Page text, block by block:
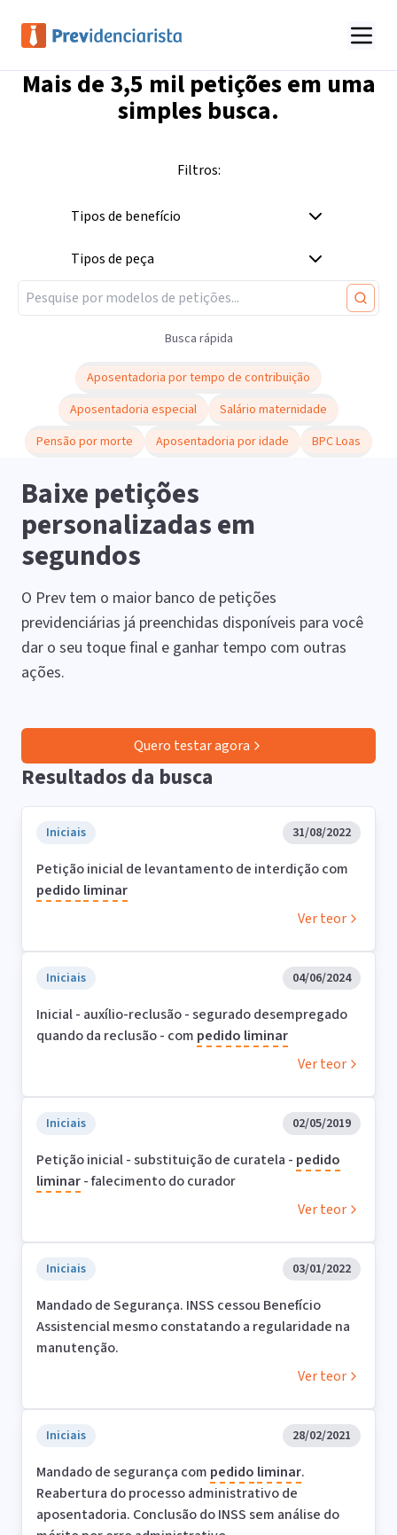
Mais de 3,5 milpetições em uma
simples busca.
Filtros:
Tipos de benefício
Tipos de peça
Busca rápida
Aposentadoria por tempo de contribuição
Aposentadoria especial
Salário maternidade
Pensão por morte
Aposentadoria por idade BPC Loas
Baixe petições
personalizadas em
segundos
O Prev tem o maior banco de petições
previdenciárias já preenchidas disponíveis para você
dar o seu toque final e ganhar tempo com outras
ações.
Quero testar agora
Resultados da busca
Iniciais 31/08/2022
Petição inicial de levantamento de interdição com
pedido liminar
Ver teor
Iniciais 04/06/2024
Inicial - auxílio-reclusão - segurado desempregado
quando da reclusão - com pedido liminar
Ver teor
Iniciais 02/05/2019
Petição inicial - substituição de curatela - pedido
liminar- falecimento do curador
Ver teor
Iniciais 03/01/2022
Mandado de Segurança. INSS cessou Benefício
Assistencial mesmo constatando a regularidade na
manutenção.
Ver teor
Iniciais 28/02/2021
Mandado de segurança com pedido liminar.
Reabertura do processo administrativo de
aposentadoria. Conclusão do INSS sem análise do